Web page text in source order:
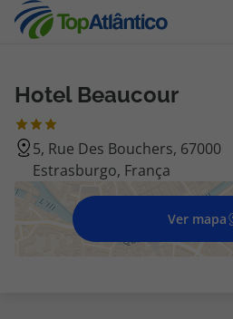
Destinos
Voos
Hotéis
Voos + Hotel
Hotel Beaucour
5, Rue Des Bouchers, 67000
Estrasburgo, França
Ver mapa